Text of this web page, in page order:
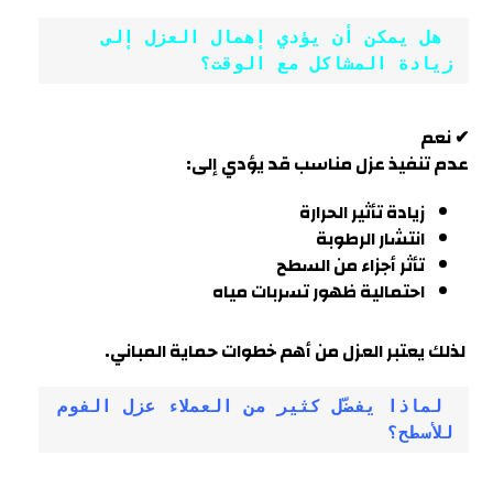
هل يمكن أن يؤدي إهمال العزل إلى
زيادة المشاكل مع الوقت؟
✔ نعم
عدم تنفيذ عزل مناسب قد يؤدي إلى:
زيادة تأثير الحرارة
انتشار الرطوبة
تأثر أجزاء من السطح
احتمالية ظهور تسربات مياه
لذلك يعتبر العزل من أهم خطوات حماية المباني.
للأسطح؟